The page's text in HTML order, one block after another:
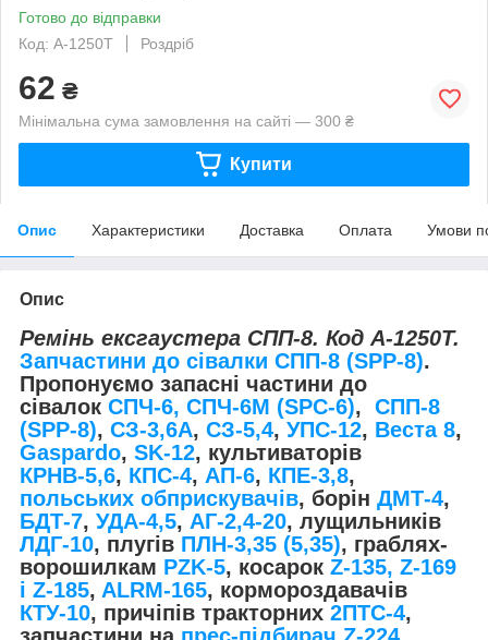
Готово до відправки
Код: А-1250Т
Роздріб
62 ₴
Мінімальна сума замовлення на сайті — 300 ₴
Купити
Опис Характеристики Доставка Оплата Умови
Опис
Ремінь ексгаустера СПП-8. Код А-1250Т.
Запчастини до сівалки СПП-8 (SPP-8).
Пропонуємо запасні частини до
сівалок СПЧ-6, СПЧ-6М (SPС-6), СПП-8
(SPP-8), СЗ-3,6А, СЗ-5,4, УПС-12, Веста 8,
Gaspardo, SK-12, культиваторів
КРНВ-5,6, КПС-4, АП-6, КПЕ-3,8,
польських обприскувачів, борін ДМТ-4,
БДТ-7, УДА-4,5, АГ-2,4-20, лущильників
ЛДГ-10, плугів ПЛН-3,35 (5,35), граблях-
ворошилкам PZK-5, косарок Z-135, Z-169
і Z-185, ALRM-165, кормороздавачів
КТУ-10, причіпів тракторних 2ПТС-4,